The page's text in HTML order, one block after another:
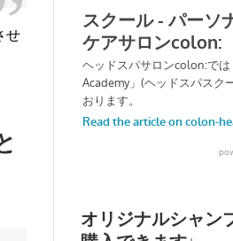
せ
オリジナルシャン